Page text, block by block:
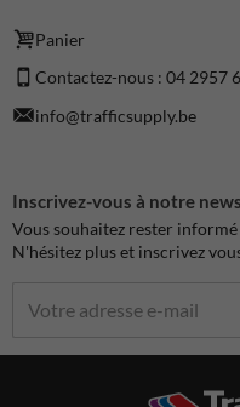
Panier
Contactez-nous : 04 2957
info@trafficsupply.be
Inscrivez-vous à notre
Vous souhaitez rester
N'hésitez plus et inscrivez